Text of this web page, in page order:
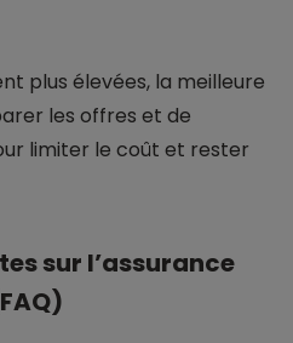
plus élevées, la meilleure
les offres et de
limiter le coût et rester
sur l’assurance